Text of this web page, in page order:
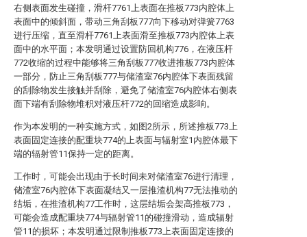
右侧表面发生碰撞，滑杆7761上表面在推板773内腔体上
表面中的倾斜面，带动三角刮板777向下移动对弹簧7763
进行压缩，直至滑杆7761上表面滑至推板773内腔体上表
面中的水平面；本发明通过设置防回机构776，在液压杆
772收缩的过程中能够将三角刮板777收进推板773内腔体
一部分，防止三角刮板777与储渣室76内腔体下表面残留
的刮除物发生接触并刮除，避免了储渣室76内腔体右侧表
面下端有刮除物堆积对液压杆772的回缩造成影响。
作为本发明的一种实施方式，如图2所示，所述推板773上
表面固定连接的配重块774的上表面与辐射室1内腔体最下
端的辐射管11保持一定的距离。
工作时，可能会出现由于长时间未对储渣室76进行清理，
储渣室76内腔体下表面凝结又一层推渣机构77无法推动的
结垢，在推渣机构77工作时，这层结垢会架高推板773，
可能会造成配重块774与辐射管11的碰撞滑动，造成辐射
管11的损坏；本发明通过限制推板773上表面固定连接的